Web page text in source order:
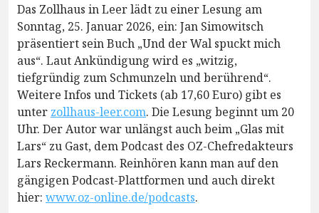
Das Zollhaus in Leer lädt zu einer Lesung am
Sonntag, 25. Januar 2026, ein: Jan Simowitsch
präsentiert sein Buch „Und der Wal spuckt mich
aus“. Laut Ankündigung wird es „witzig,
tiefgründig zum Schmunzeln und berührend“.
Weitere Infos und Tickets (ab 17,60 Euro) gibt es
unter zollhaus-leer.com. Die Lesung beginnt um 20
Uhr. Der Autor war unlängst auch beim „Glas mit
Lars“ zu Gast, dem Podcast des OZ-Chefredakteurs
Lars Reckermann. Reinhören kann man auf den
gängigen Podcast-Plattformen und auch direkt
hier: www.oz-online.de/podcasts.